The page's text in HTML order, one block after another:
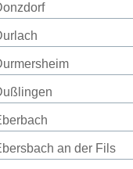
an der Fils